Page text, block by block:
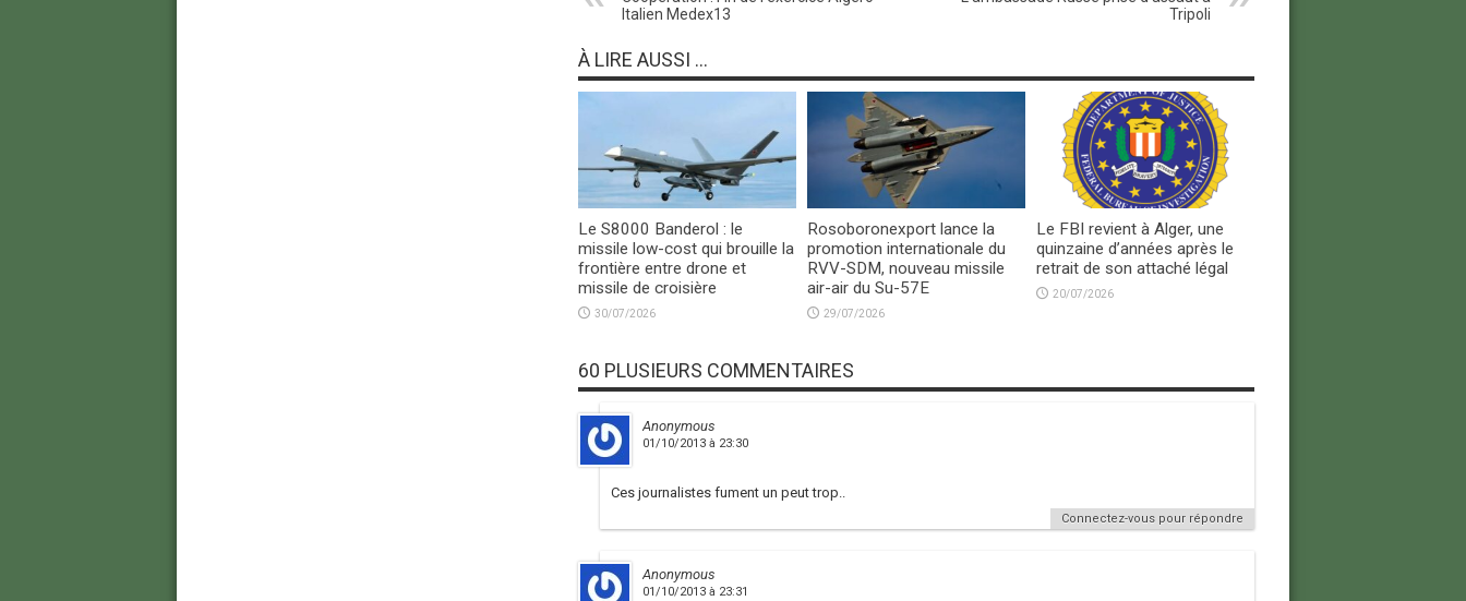
Italien Medex13
Tripoli
À LIRE AUSSI ...
Le S8000 Banderol : le
missile low-cost qui brouille la
frontière entre drone et
missile de croisière
30/07/2026
Rosoboronexport lance la
promotion internationale du
RVV-SDM, nouveau missile
air-air du Su-57E
29/07/2026
Le FBI revient à Alger, une
quinzaine d’années après le
retrait de son attaché légal
20/07/2026
60 PLUSIEURS COMMENTAIRES
Anonymous
01/10/2013 à 23:30
Ces journalistes fument un peut trop..
Connectez-vous pour répondre
Anonymous
01/10/2013 à 23:31